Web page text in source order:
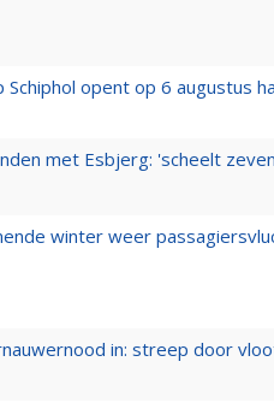
opent op 6 augustus
met Esbjerg: 'scheelt
winter weer
in: streep door